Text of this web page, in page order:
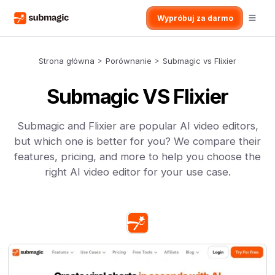
Wypróbuj za darmo
Strona główna > Porównanie > Submagic vs Flixier
Submagic VS Flixier
Submagic and Flixier are popular AI video editors,
but which one is better for you? We compare their
features, pricing, and more to help you choose the
right AI video editor for your use case.